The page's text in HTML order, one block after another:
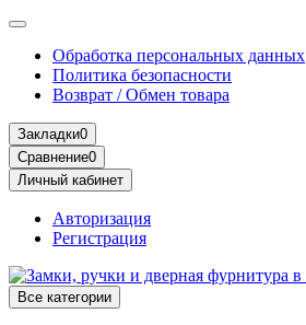
Обработка персональных данных
Политика безопасности
Возврат / Обмен товара
Закладки0
Сравнение0
Личный кабинет
Авторизация
Регистрация
Все категории